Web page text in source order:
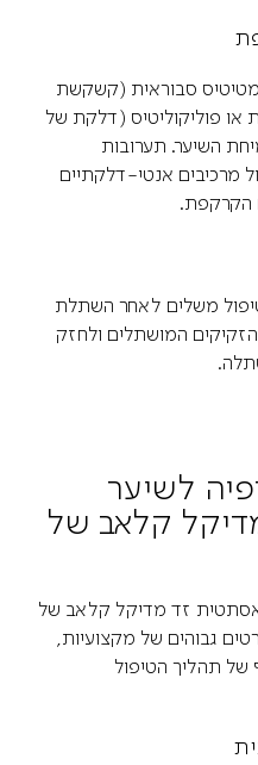
סבוראית (קשקשת
פוליקוליטיס (דלקת של
השיער. תערובות
מרכיבים אנטי-דלקתיים
משלים לאחר השתלת
המושתלים ולחזק
לשיער
קלאב של
זד מדיקל קלאב של
גבוהים של מקצועיות,
של תהליך הטיפול